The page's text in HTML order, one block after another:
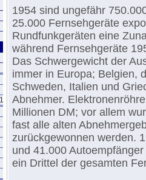
1954 sind ungefähr
25.000 Fernsehgeräte
Rundfunkgeräten eine
während Fernsehgeräte
Das Schwergewicht der
immer in Europa; Belgien,
Schweden, Italien und
Abnehmer.
Millionen DM; vor allem
fast alle alten
zurückgewonnen werden.
und 41.000
ein Drittel der gesamten